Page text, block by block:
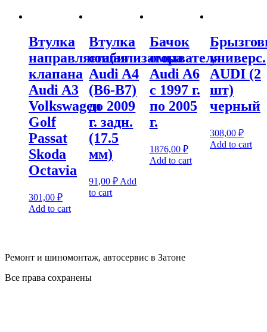
Втулка
направляющая
клапана
Audi A3
Volkswagen
Golf
Passat
Skoda
Octavia
301,00 ₽
Add to cart
Втулка
стабилизатора
Audi A4
(B6-B7)
до 2009
г. задн.
(17.5
мм)
91,00₽ Add
to cart
Бачок
омывателя
Audi A6
с 1997 г.
по 2005
г.
1876,00 ₽
Add to cart
универс.
AUDI (2
шт)
черный
308,00 ₽
Add to cart
Ремонт и шиномонтаж, автосервис в Затоне
Все права сохранены